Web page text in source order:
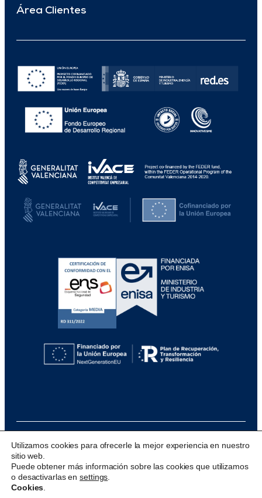
Área Clientes
Design & development:
Utilizamos cookies para ofrecerle la mejor experiencia en nuestro
sitio web.
Puede obtener más información sobre las cookies que utilizamos
o desactivarlas ensettings
Cookies